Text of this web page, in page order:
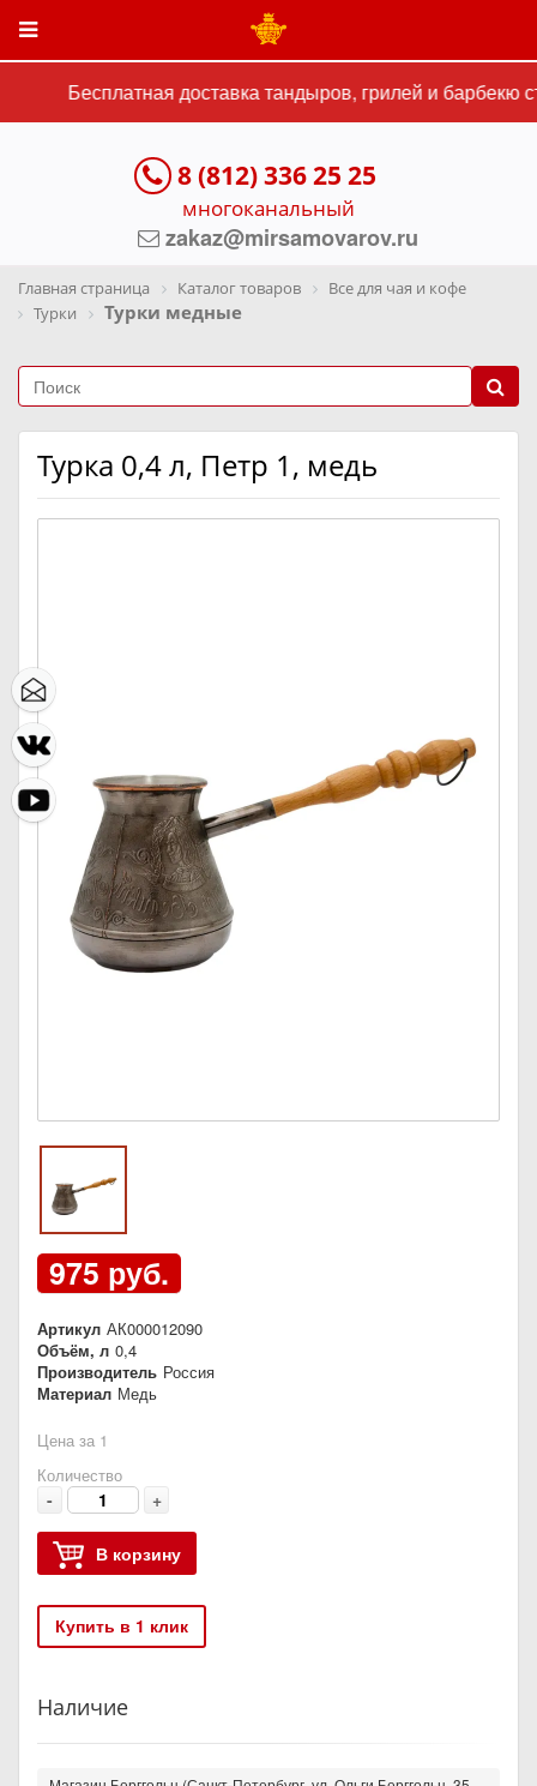
Бесплатная доставка тандыров, грилей и барбекю
8 (812) 336 25 25
многоканальный
zakaz@mirsamovarov.ru
Главная страница Каталог товаров
Все для чая и кофе
Турки
Турки медные
Турка 0,4 л, Петр 1, медь
975 руб.
Артикул АК000012090
Объём, л 0,4
Производитель Россия
Материал Медь
Цена за 1
Количество
- +
В корзину
Купить в 1 клик
Наличие